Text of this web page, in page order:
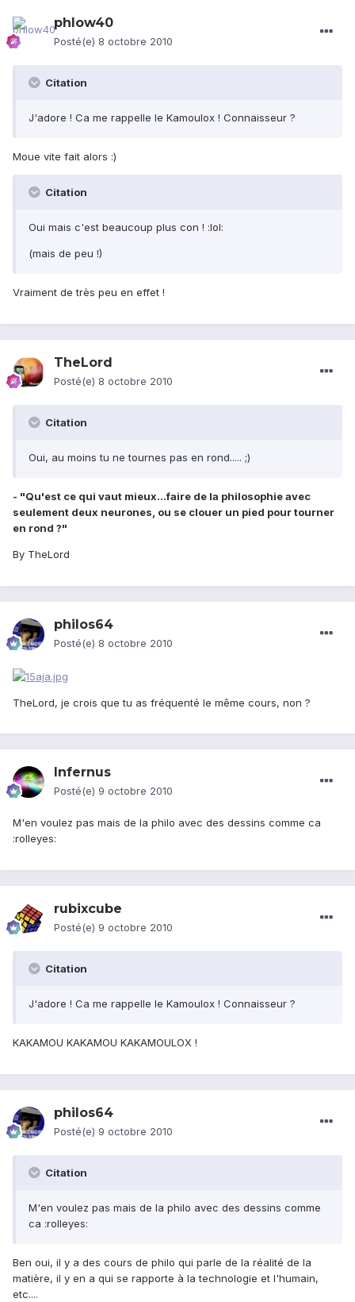
phlow40
Posté(e) 8 octobre 2010
Citation
J'adore ! Ca me rappelle le Kamoulox ! Connaisseur ?
Moue vite fait alors :)
Citation
Oui mais c'est beaucoup plus con ! :lol:
(mais de peu !)
Vraiment de très peu en effet !
TheLord
Posté(e) 8 octobre 2010
Citation
Oui, au moins tu ne tournes pas en rond..... ;)
- "Qu'est ce qui vaut mieux...faire de la philosophie avec
seulement deux neurones, ou se clouer un pied pour tourner
en rond ?"
By TheLord
philos64
Posté(e) 8 octobre 2010
TheLord, je crois que tu as fréquenté le même cours, non ?
Infernus
Posté(e) 9 octobre 2010
M'en voulez pas mais de la philo avec des dessins comme ca
:rolleyes:
rubixcube
Posté(e) 9 octobre 2010
Citation
J'adore ! Ca me rappelle le Kamoulox ! Connaisseur ?
KAKAMOU KAKAMOU KAKAMOULOX !
philos64
Posté(e) 9 octobre 2010
Citation
M'en voulez pas mais de la philo avec des dessins comme
ca :rolleyes:
Ben oui, il y a des cours de philo qui parle de la réalité de la
matière, il y en a qui se rapporte à la technologie et l'humain,
etc....